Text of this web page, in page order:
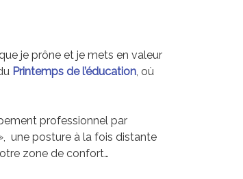
je prône et je mets en valeur
Printemps de l’éducation, où
professionnel par
une posture à la fois distante
zone de confort…